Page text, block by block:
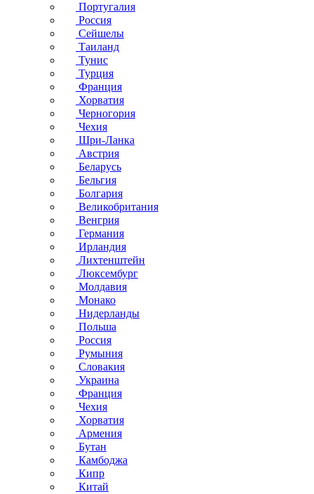
Португалия
Россия
Сейшелы
Таиланд
Тунис
Турция
Франция
Хорватия
Черногория
Чехия
Шри-Ланка
Австрия
Беларусь
Бельгия
Болгария
Великобритания
Венгрия
Германия
Ирландия
Лихтенштейн
Люксембург
Молдавия
Монако
Нидерланды
Польша
Россия
Румыния
Словакия
Украина
Франция
Чехия
Хорватия
Армения
Бутан
Камбоджа
Кипр
Китай